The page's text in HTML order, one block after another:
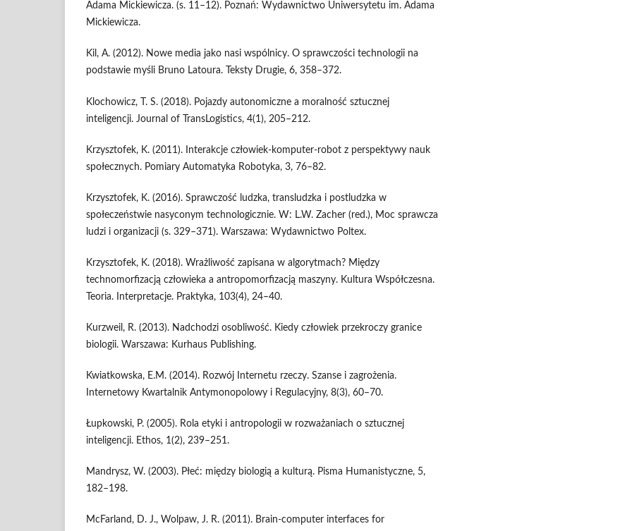
Adama Mickiewicza. (s. 11–12). Poznań: Wydawnictwo Uniwersytetu im. Adama
Mickiewicza.
Kil, A. (2012). Nowe media jako nasi wspólnicy. O sprawczości technologii na
podstawie myśli Bruno Latoura. Teksty Drugie, 6, 358–372.
Klochowicz, T. S. (2018). Pojazdy autonomiczne a moralność sztucznej
inteligencji. Journal of TransLogistics, 4(1), 205–212.
Krzysztofek, K. (2011). Interakcje człowiek-komputer-robot z perspektywy nauk
społecznych. Pomiary Automatyka Robotyka, 3, 76–82.
Krzysztofek, K. (2016). Sprawczość ludzka, transludzka i postludzka w
społeczeństwie nasyconym technologicznie. W: L.W. Zacher (red.), Moc sprawcza
ludzi i organizacji (s. 329–371). Warszawa: Wydawnictwo Poltex.
Krzysztofek, K. (2018). Wrażliwość zapisana w algorytmach? Między
technomorfizacją człowieka a antropomorfizacją maszyny. Kultura Współczesna.
Teoria. Interpretacje. Praktyka, 103(4), 24–40.
Kurzweil, R. (2013). Nadchodzi osobliwość. Kiedy człowiek przekroczy granice
biologii. Warszawa: Kurhaus Publishing.
Kwiatkowska, E.M. (2014). Rozwój Internetu rzeczy. Szanse i zagrożenia.
Internetowy Kwartalnik Antymonopolowy i Regulacyjny, 8(3), 60–70.
Łupkowski, P. (2005). Rola etyki i antropologii w rozważaniach o sztucznej
inteligencji. Ethos, 1(2), 239–251.
Mandrysz, W. (2003). Płeć: między biologią a kulturą. Pisma Humanistyczne, 5,
182–198.
McFarland, D. J., Wolpaw, J. R. (2011). Brain-computer interfaces for